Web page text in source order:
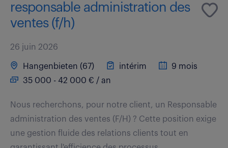
responsable administration des
ventes (f/h)
26 juin 2026
Hangenbieten (67) intérim
9 mois
35 000 - 42 000 € / an
Nous recherchons, pour notre client, un Responsable
administration des ventes (F/H) ? Cette position exige
une gestion fluide des relations clients tout en